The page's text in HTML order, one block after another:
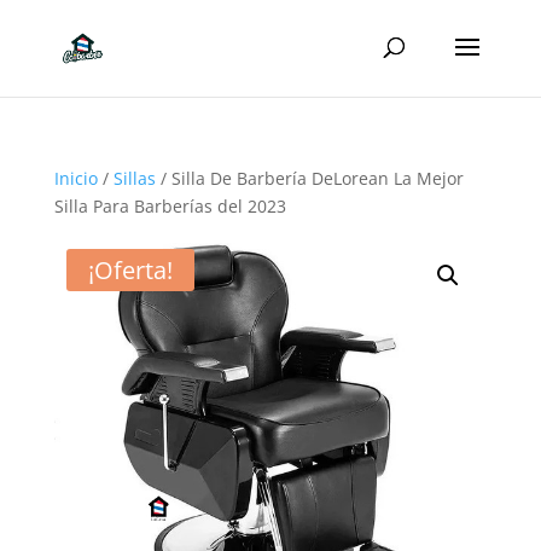
Inicio/ Sillas / Silla De Barbería DeLorean La Mejor
Silla Para Barberías del 2023
¡Oferta!